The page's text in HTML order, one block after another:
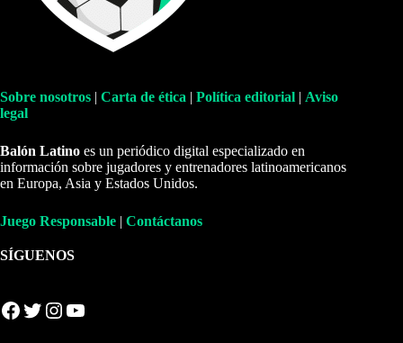
Sobre nosotros | Carta de ética | Política editorial | Aviso
legal
Balón Latino es un periódico digital especializado en
información sobre jugadores y entrenadores latinoamericanos
en Europa, Asia y Estados Unidos.
Juego Responsable | Contáctanos
SÍGUENOS
Facebook Twitter Instagram YouTube